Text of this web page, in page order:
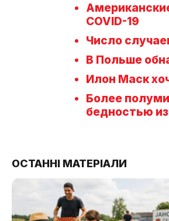
COVID-19
Число
В Польше
Илон Маск
Более
бедностью
ОСТАННІ МАТЕРІАЛИ